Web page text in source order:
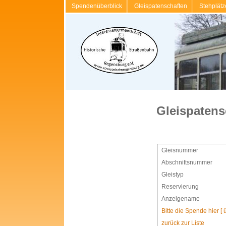
Spendenüberblick Gleispatenschaften
Gleisnummer
Abschnittsnummer
Gleistyp
Reservierung
Anzeigename
Bitte die Spende hier [
zurück zur Liste